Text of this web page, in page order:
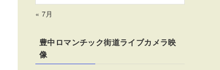
« 7月
豊中ロマンチック街道ライブカメラ映
像